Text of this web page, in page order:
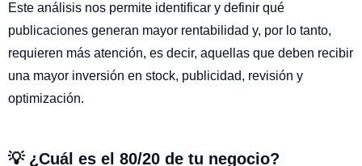
Este análisis nos permite identificar y definir qué
publicaciones generan mayor rentabilidad y, por lo tanto,
requieren más atención, es decir, aquellas que deben recibir
una mayor inversión en stock, publicidad, revisión y
optimización.
💡 ¿Cuál es el 80/20 de tu negocio?